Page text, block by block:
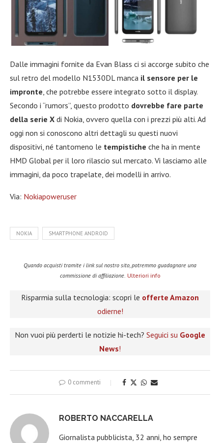
Dalle immagini fornite da Evan Blass ci si accorge subito che
sul retro del modello N1530DL manca il sensore per le
impronte, che potrebbe essere integrato sotto il display.
Secondo i “rumors”, questo prodotto dovrebbe fare parte
della serie X di Nokia, ovvero quella con i prezzi più alti. Ad
oggi non si conoscono altri dettagli su questi nuovi
dispositivi, né tantomeno le tempistiche che ha in mente
HMD Global per il loro rilascio sul mercato. Vi lasciamo alle
immagini, da poco trapelate, dei modelli in arrivo.
Via: Nokiapoweruser
NOKIA SMARTPHONE ANDROID
Quando acquisti tramite i link sul nostro sito, potremmo guadagnare una
commissione di affiliazione. Ulteriori info
Risparmia sulla tecnologia: scopri le offerte Amazon
odierne!
Non vuoi più perderti le notizie hi-tech? Seguici su Google
News!
0 commenti
ROBERTO NACCARELLA
Giornalista pubblicista, 32 anni, ho sempre